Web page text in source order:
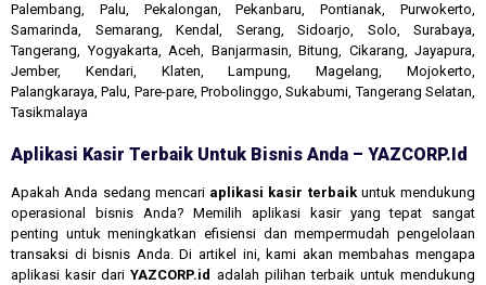
Palembang, Palu, Pekalongan, Pekanbaru, Pontianak, Purwokerto,
Samarinda, Semarang, Kendal, Serang, Sidoarjo, Solo, Surabaya,
Tangerang, Yogyakarta, Aceh, Banjarmasin, Bitung, Cikarang, Jayapura,
Jember, Kendari, Klaten, Lampung, Magelang, Mojokerto,
Palangkaraya, Palu, Pare-pare, Probolinggo, Sukabumi, Tangerang Selatan,
Tasikmalaya
Aplikasi Kasir Terbaik Untuk Bisnis Anda – YAZCORP.id
Apakah Anda sedang mencari aplikasi kasir terbaikuntuk mendukung
operasional bisnis Anda? Memilih aplikasi kasir yang tepat sangat
penting untuk meningkatkan efisiensi dan mempermudah pengelolaan
transaksi di bisnis Anda. Di artikel ini, kami akan membahas mengapa
aplikasi kasir dariYAZCORP.id adalah pilihan terbaik untuk mendukung